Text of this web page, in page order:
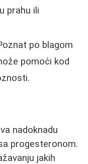
prahu ili
po blagom
pomoći kod
nadoknadu
progesteronom.
jakih